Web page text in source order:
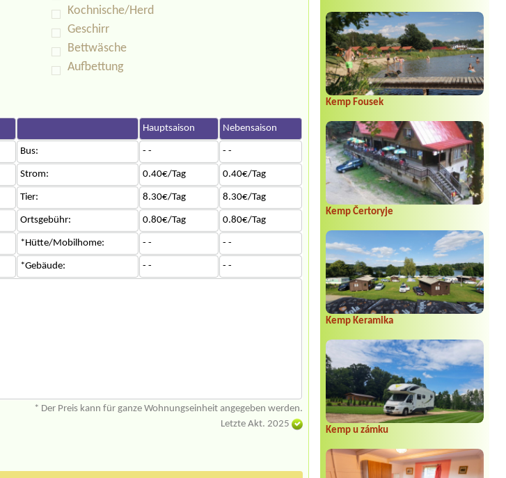
Kemp Fousek
Kemp Čertoryje
Kemp Keramika
Kemp u zámku
Kochnische/Herd
Geschirr
Bettwäsche
Aufbettung
Hauptsaison Nebensaison
Bus: - - - -
Strom: 0.40€/Tag 0.40€/Tag
Tier: 8.30€/Tag 8.30€/Tag
Ortsgebühr: 0.80€/Tag 0.80€/Tag
*Hütte/Mobilhome: - - - -
*Gebäude: - - - -
* Der Preis kann für ganze Wohnungseinheit angegeben werden.
Letzte Akt. 2025